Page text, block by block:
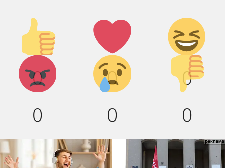
Палец
вверх!
0
Лайк!
0
Дикий
смех!
0
Агрессия!
0
Грусть :(
0
Палец
вниз!
0